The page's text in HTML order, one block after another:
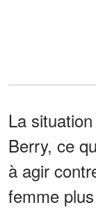
La
Berry, ce
à agir
femme